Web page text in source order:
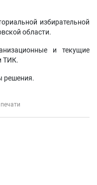
избирательной
области.
и текущие
ТИК.
решения.